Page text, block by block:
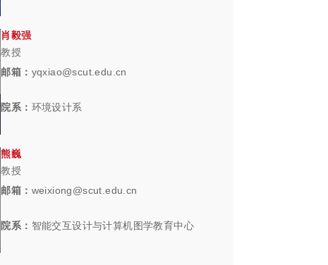
肖毅强
教授
邮箱： yqxiao@scut.edu.cn
院系： 环境设计系
熊巍
教授
邮箱： weixiong@scut.edu.cn
院系： 智能交互设计与计算机图学教育中心